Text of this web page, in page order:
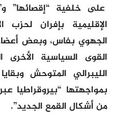
على خلفية “إقصائها”
الإقليمية بإفران لحزب
الجهوي بفاس، وبعض
القوى السياسية
الليبرالي المتوحش
بمواجهتها “بيروقراطيا
من أشكال القمع الجديد”.